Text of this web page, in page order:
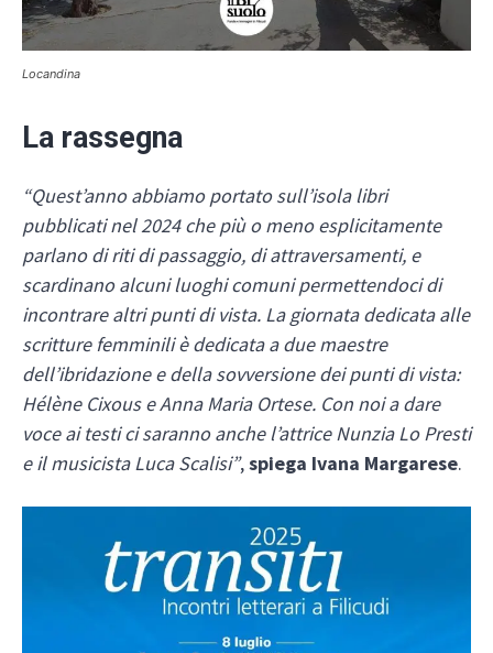
Locandina
La rassegna
“Quest’anno abbiamo portato sull’isola libri
pubblicati nel 2024 che più o meno esplicitamente
parlano di riti di passaggio, di attraversamenti, e
scardinano alcuni luoghi comuni permettendoci di
incontrare altri punti di vista. La giornata dedicata alle
scritture femminili è dedicata a due maestre
dell’ibridazione e della sovversione dei punti di vista:
Hélène Cixous e Anna Maria Ortese. Con noi a dare
voce ai testi ci saranno anche l’attrice Nunzia Lo Presti
e il musicista Luca Scalisi”,spiega Ivana Margarese.